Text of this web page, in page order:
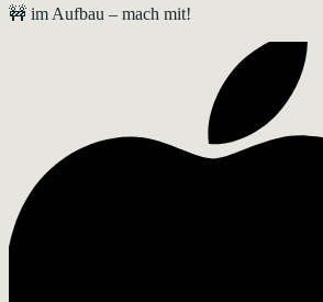
🚧 im Aufbau – mach mit!